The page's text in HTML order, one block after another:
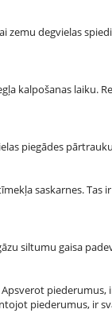
zemu degvielas
kalpošanas laiku.
piegādes
saskarnes. Tas
siltumu gaisa
piederumus,
piederumus, ir